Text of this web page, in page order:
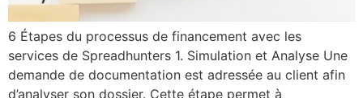
6 Étapes du processus de financement avec les
services de Spreadhunters 1. Simulation et Analyse Une
demande de documentation est adressée au client afin
d’analyser son dossier. Cette étape permet à